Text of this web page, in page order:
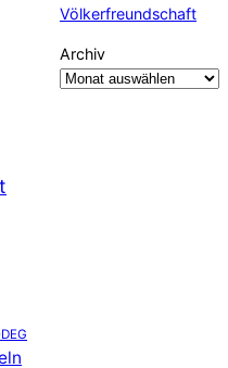
Völkerfreundschaft
Archiv